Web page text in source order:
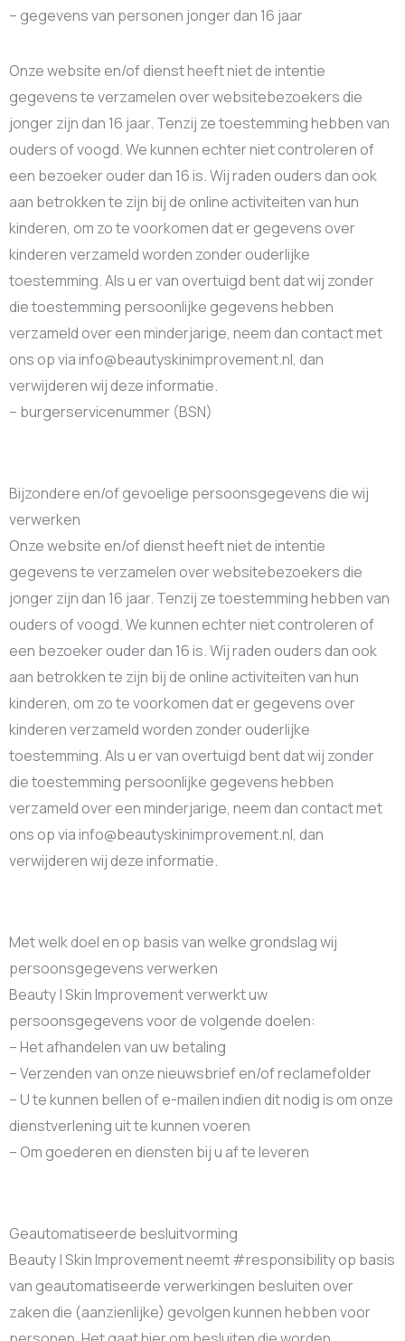
– gegevens van personen jonger dan 16 jaar
Onze website en/of dienst heeft niet de intentie
gegevens te verzamelen over websitebezoekers die
jonger zijn dan 16 jaar. Tenzij ze toestemming hebben van
ouders of voogd. We kunnen echter niet controleren of
een bezoeker ouder dan 16 is. Wij raden ouders dan ook
aan betrokken te zijn bij de online activiteiten van hun
kinderen, om zo te voorkomen dat er gegevens over
kinderen verzameld worden zonder ouderlijke
toestemming. Als u er van overtuigd bent dat wij zonder
die toestemming persoonlijke gegevens hebben
verzameld over een minderjarige, neem dan contact met
ons op via info@beautyskinimprovement.nl, dan
verwijderen wij deze informatie.
– burgerservicenummer (BSN)
Bijzondere en/of gevoelige persoonsgegevens die wij
verwerken
Onze website en/of dienst heeft niet de intentie
gegevens te verzamelen over websitebezoekers die
jonger zijn dan 16 jaar. Tenzij ze toestemming hebben van
ouders of voogd. We kunnen echter niet controleren of
een bezoeker ouder dan 16 is. Wij raden ouders dan ook
aan betrokken te zijn bij de online activiteiten van hun
kinderen, om zo te voorkomen dat er gegevens over
kinderen verzameld worden zonder ouderlijke
toestemming. Als u er van overtuigd bent dat wij zonder
die toestemming persoonlijke gegevens hebben
verzameld over een minderjarige, neem dan contact met
ons op via info@beautyskinimprovement.nl, dan
verwijderen wij deze informatie.
Met welk doel en op basis van welke grondslag wij
persoonsgegevens verwerken
Beauty | Skin Improvement verwerkt uw
persoonsgegevens voor de volgende doelen:
– Het afhandelen van uw betaling
– Verzenden van onze nieuwsbrief en/of reclamefolder
– U te kunnen bellen of e-mailen indien dit nodig is om onze
dienstverlening uit te kunnen voeren
– Om goederen en diensten bij u af te leveren
Geautomatiseerde besluitvorming
Beauty | Skin Improvement neemt #responsibility op basis
van geautomatiseerde verwerkingen besluiten over
zaken die (aanzienlijke) gevolgen kunnen hebben voor